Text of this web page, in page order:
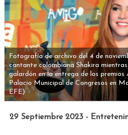
Fotografía de archivo del 4 de
cantante colombiana Shakira
galardón en la entrega de los premios
Palacio Municipal de Congresos en
EFE)
29 Septiembre 2023 -